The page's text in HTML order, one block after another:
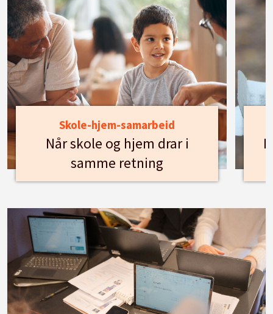
Skole-hjem-samarbeid
Når skole og hjem drar i
samme retning